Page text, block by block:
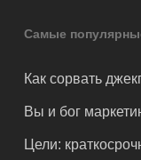
Самые
Как сорвать
Вы и бог
Цели: